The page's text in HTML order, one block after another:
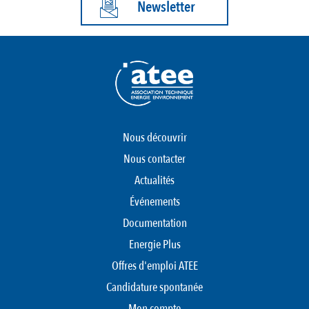
Newsletter
Nous découvrir
Nous contacter
Actualités
Événements
Documentation
Energie Plus
Offres d'emploi ATEE
Candidature spontanée